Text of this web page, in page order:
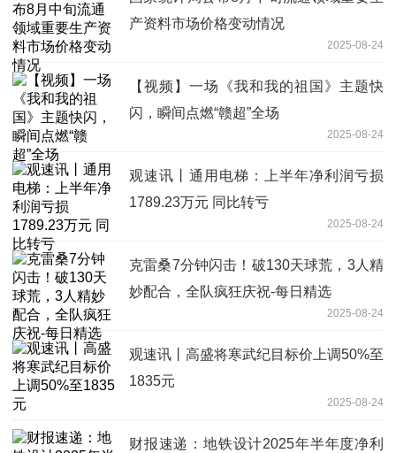
产资料市场价格变动情况
2025-08-24
【视频】一场《我和我的祖国》主题快
闪，瞬间点燃“赣超”全场
2025-08-24
观速讯丨通用电梯：上半年净利润亏损
1789.23万元 同比转亏
2025-08-24
克雷桑7分钟闪击！破130天球荒，3人精
妙配合，全队疯狂庆祝-每日精选
2025-08-24
观速讯丨高盛将寒武纪目标价上调50%至
1835元
2025-08-24
财报速递：地铁设计2025年半年度净利